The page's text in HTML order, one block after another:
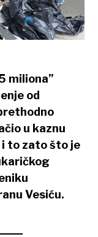
miliona”
od
u kaznu
i to zato što je
Vesiću.